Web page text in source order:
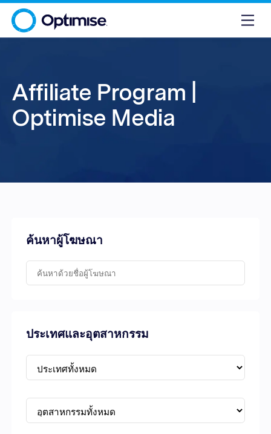
Affiliate Program |
Optimise Media
ค้นหาผู้โฆษณา
ประเทศและอุตสาหกรรม